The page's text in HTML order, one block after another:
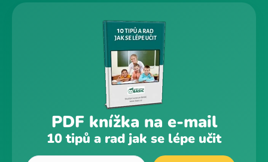
PDF knížka na e-mail
10 tipů a rad jak se lépe učit